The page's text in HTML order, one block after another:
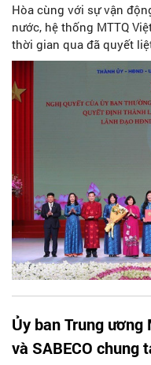
Hòa cùng với sự vận
nước, hệ thống MTTQ
thời gian qua đã quyết
khai, tổ chức thực hiện
máy MTTQ và các tổ
chúng do Đảng, Nhà
độ, chất lượng theo yêu
phương thức hoạt động
đồng bộ, linh hoạt, phù
Ủy ban Trung
và SABECO chung